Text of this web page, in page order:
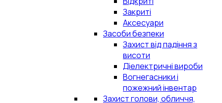
Закриті
Аксесуари
Засоби безпеки
Захист від падіння з
висоти
Діелектричні вироби
Вогнегасники і
пожежний інвентар
Захист голови, обличчя,